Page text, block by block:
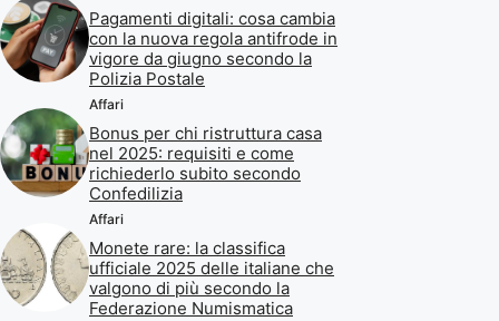
Pagamenti digitali: cosa cambia
con la nuova regola antifrode in
vigore da giugno secondo la
Polizia Postale
Affari
Bonus per chi ristruttura casa
nel 2025: requisiti e come
richiederlo subito secondo
Confedilizia
Affari
Monete rare: la classifica
ufficiale 2025 delle italiane che
valgono di più secondo la
Federazione Numismatica